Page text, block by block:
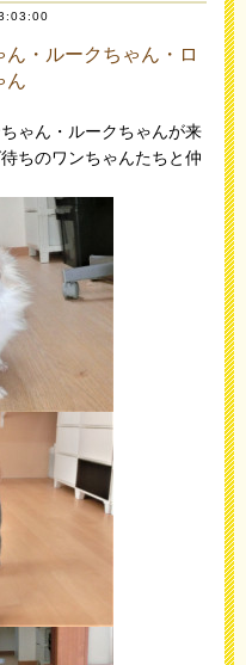
・ルークちゃん・ロ
ん
ゃん・ルークちゃんが来
ちのワンちゃんたちと仲